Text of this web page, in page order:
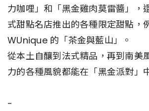
力咖哩」和「黑金雞肉莫雷醬」，
式甜點名店推出的各種限定甜點，
WUnique 的「茶金與藍山」。
從本土自釀到法式精品，再到南美
力的各種風貌都能在「黑金派對」
-